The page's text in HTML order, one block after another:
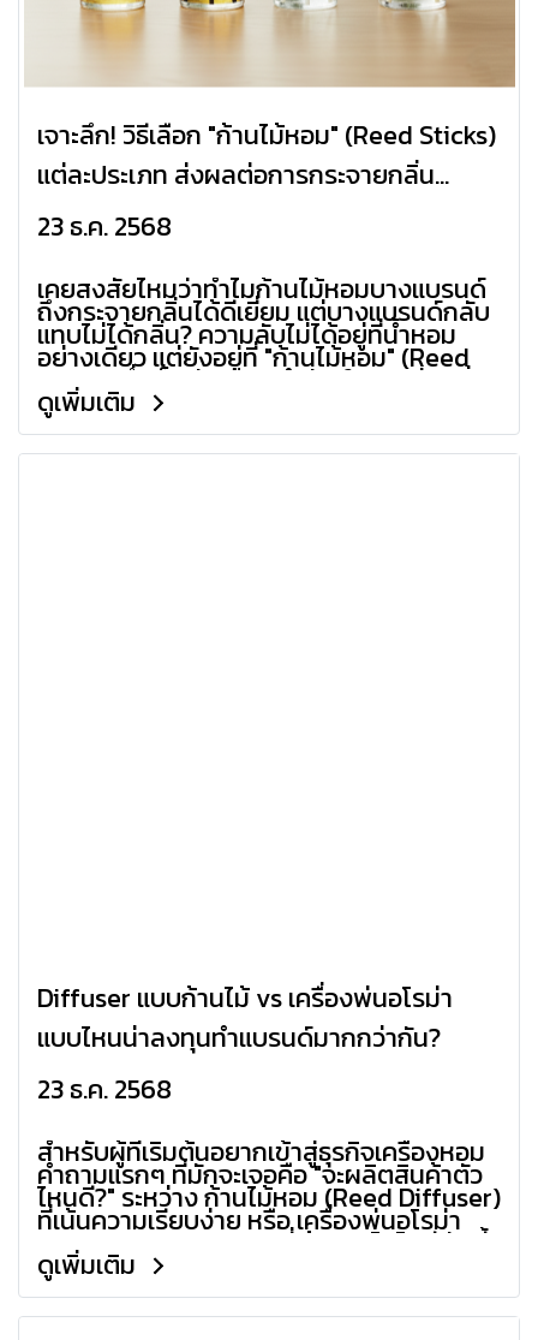
เจาะลึก! วิธีเลือก "ก้านไม้หอม" (Reed Sticks)
แต่ละประเภท ส่งผลต่อการกระจายกลิ่น
อย่างไร?
23 ธ.ค. 2568
เคยสงสัยไหมว่าทำไมก้านไม้หอมบางแบรนด์
ถึงกระจายกลิ่นได้ดีเยี่ยม แต่บางแบรนด์กลับ
แทบไม่ได้กลิ่น? ความลับไม่ได้อยู่ที่น้ำหอม
อย่างเดียว แต่ยังอยู่ที่ "ก้านไม้หอม" (Reed
Sticks) ซึ่งเป็นตัวกลางสำคัญในการส่งกลิ่น
วันนี้เราจะพาไปทำความรู้จักก้านไม้แต่ละ
ประเภท เพื่อให้คุณเลือกใช้ได้อย่างเหมาะสม
และสร้างแบรนด์ที่โดดเด่นครับ
ดูเพิ่มเติม
Diffuser แบบก้านไม้ vs เครื่องพ่นอโรม่า
แบบไหนน่าลงทุนทำแบรนด์มากกว่ากัน?
23 ธ.ค. 2568
สำหรับผู้ที่เริ่มต้นอยากเข้าสู่ธุรกิจเครื่องหอม
คำถามแรกๆ ที่มักจะเจอคือ "จะผลิตสินค้าตัว
ไหนดี?" ระหว่าง ก้านไม้หอม (Reed Diffuser)
ที่เน้นความเรียบง่าย หรือ เครื่องพ่นอโรม่า
(Ultrasonic Diffuser) ที่เน้นเทคโนโลยี วันนี้
เราจะมากางข้อเท็จจริงในมุมมองของนัก
ธุรกิจให้ดูกันครับ
ดูเพิ่มเติม